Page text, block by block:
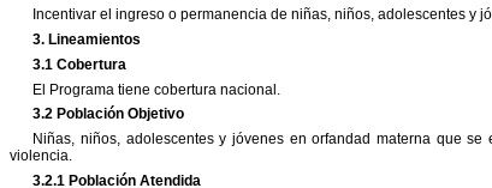
Incentivar el ingreso o permanencia de niñas, niños, adolescentes y
3. Lineamientos
3.1 Cobertura
El Programa tiene cobertura nacional.
3.2 Población Objetivo
Niñas, niños, adolescentes y jóvenes en orfandad materna que se
violencia.
3.2.1 Población Atendida